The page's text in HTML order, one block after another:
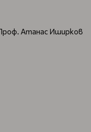
Атанас Иширков